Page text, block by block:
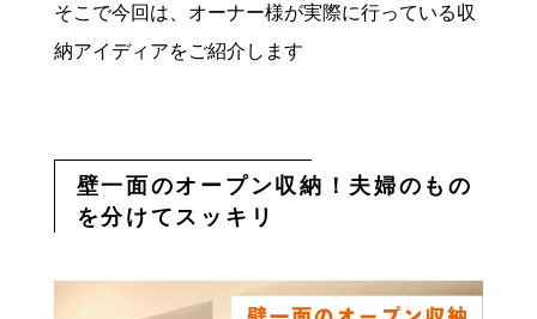
そこで今回は、オーナー様が実際に行っている収
納アイディアをご紹介します
壁一面のオープン収納！夫婦のもの
を分けてスッキリ